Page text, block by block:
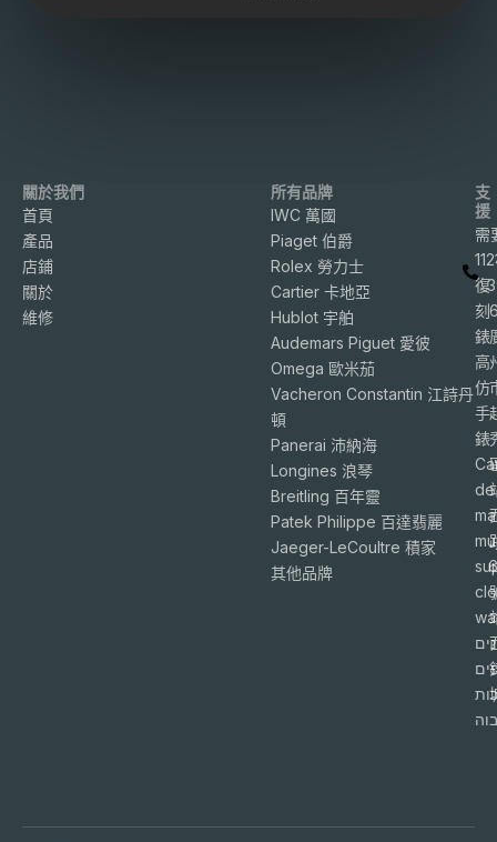
關於我們
首頁
產品
店鋪
關於
維修
所有品牌
IWC 萬國
Piaget 伯爵
Rolex 勞力士
Cartier 卡地亞
Hublot 宇舶
Audemars Piguet 愛彼
Omega 歐米茄
Vacheron Constantin 江詩丹
頓
Panerai 沛納海
Longines 浪琴
Breitling 百年靈
Patek Philippe 百達翡麗
Jaeger-LeCoultre 積家
其他品牌
支
援
需
復
刻
錶
高
仿
手
錶
de